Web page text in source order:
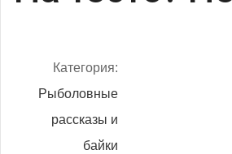
Категория:
Рыболовные
рассказы и
байки